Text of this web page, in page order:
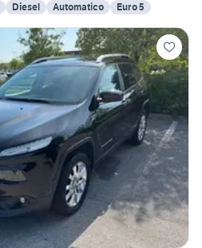
Diesel Automatico Euro 5